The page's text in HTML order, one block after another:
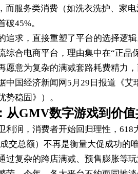
而服务类消费（如洗衣洗护、家
破45%。
追求，直接重塑了平台的选择逻
综合电商平台，理由集中在“正品
愿意为复杂的满减套路耗费精力
中国经济新闻网5月29日报道《
势稳固》）。
从GMV数字游戏到价值
利润，消费者开始回归理性，618
交总额）不再是衡量大促成功的
过复杂的跨店满减、预售膨胀等